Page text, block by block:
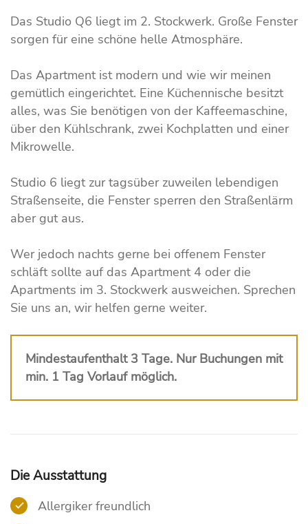
Das Studio Q6 liegt im 2. Stockwerk. Große Fenster
sorgen für eine schöne helle Atmosphäre.
Das Apartment ist modern und wie wir meinen
gemütlich eingerichtet. Eine Küchennische besitzt
alles, was Sie benötigen von der Kaffeemaschine,
über den Kühlschrank, zwei Kochplatten und einer
Mikrowelle.
Studio 6 liegt zur tagsüber zuweilen lebendigen
Straßenseite, die Fenster sperren den Straßenlärm
aber gut aus.
Wer jedoch nachts gerne bei offenem Fenster
schläft sollte auf das Apartment 4 oder die
Apartments im 3. Stockwerk ausweichen. Sprechen
Sie uns an, wir helfen gerne weiter.
Mindestaufenthalt 3 Tage. Nur Buchungen mit
min. 1 Tag Vorlauf möglich.
Die Ausstattung
Allergiker freundlich